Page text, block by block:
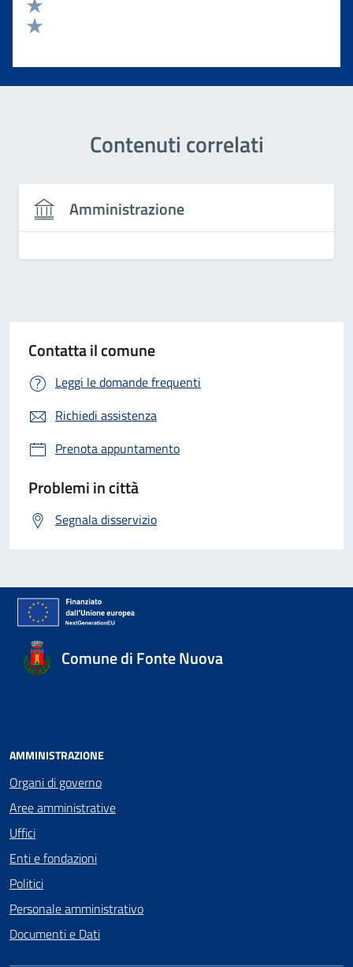
Valuta 2 stelle su 5
Contenuti correlati
Amministrazione
Contatta il comune
Leggi le domande frequenti
Richiedi assistenza
Prenota appuntamento
Problemi in città
Segnala disservizio
Comune di Fonte Nuova
AMMINISTRAZIONE
Organi di governo
Aree amministrative
Uffici
Enti e fondazioni
Politici
Personale amministrativo
Documenti e Dati